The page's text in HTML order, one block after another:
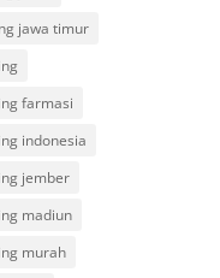
jawa timur
farmasi
indonesia
jember
madiun
murah